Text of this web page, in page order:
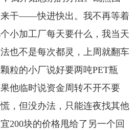
来干——快进快出。我不再等着
小加工厂每天要什么，我当天
也不是每次都灵，上周就翻车
粒的小厂说好要两吨PET瓶
他临时说资金周转不开不要
，但没办法，只能连夜找其他
200块的价格甩给了另一个回